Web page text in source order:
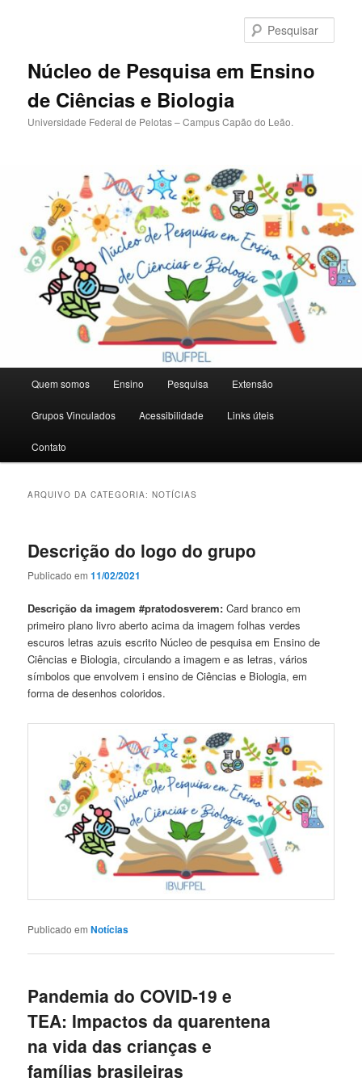
principal
secundárioNúcleo de Pesquisa em Ensino
de Ciências e Biologia
Universidade Federal de Pelotas – Campus Capão do Leão.
principal
Quem somos Ensino Pesquisa Extensão
Grupos Vinculados Acessibilidade Links úteis
Contato
ARQUIVO DA CATEGORIA:NOTÍCIAS
Descrição do logo do grupo
Publicado em11/02/2021
Descrição da imagem #pratodosverem: Card branco em
primeiro plano livro aberto acima da imagem folhas verdes
escuros letras azuis escrito Núcleo de pesquisa em Ensino de
Ciências e Biologia, circulando a imagem e as letras, vários
símbolos que envolvem i ensino de Ciências e Biologia, em
forma de desenhos coloridos.
Publicado em Notícias
Pandemia do COVID-19 e
TEA: Impactos da quarentena
na vida das crianças e
famílias brasileiras